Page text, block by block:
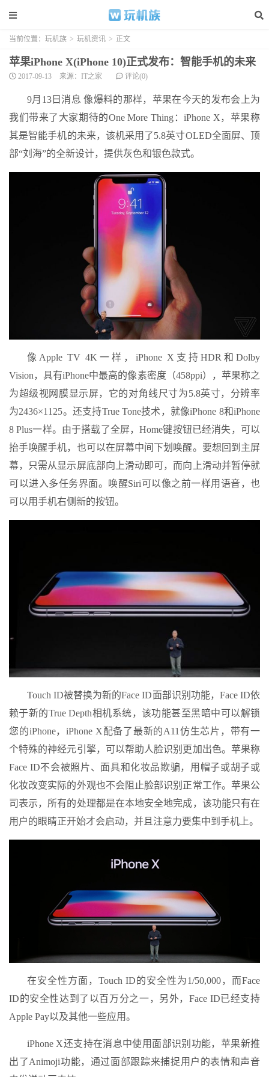
当前位置： 玩机族 > 玩机资讯 > 正文
苹果iPhone X(iPhone 10)正式发布：智能手机的未来
2017-09-13 来源：IT之家 评论(0)
9月13日消息 像爆料的那样，苹果在今天的发布会上为
我们带来了大家期待的One More Thing：iPhone X，苹果称
其是智能手机的未来，该机采用了5.8英寸OLED全面屏、顶
部“刘海”的全新设计，提供灰色和银色款式。
像Apple TV 4K一样，iPhone X支持HDR和Dolby
Vision，具有iPhone中最高的像素密度（458ppi），苹果称之
为超级视网膜显示屏，它的对角线尺寸为5.8英寸，分辨率
为2436×1125。还支持True Tone技术，就像iPhone 8和iPhone
8 Plus一样。由于搭载了全屏，Home键按钮已经消失，可以
抬手唤醒手机，也可以在屏幕中间下划唤醒。要想回到主屏
幕，只需从显示屏底部向上滑动即可，而向上滑动并暂停就
可以进入多任务界面。唤醒Siri可以像之前一样用语音，也
可以用手机右侧新的按钮。
Touch ID被替换为新的Face ID面部识别功能，Face ID依
赖于新的True Depth相机系统，该功能甚至黑暗中可以解锁
您的iPhone，iPhone X配备了最新的A11仿生芯片，带有一
个特殊的神经元引擎，可以帮助人脸识别更加出色。苹果称
Face ID不会被照片、面具和化妆品欺骗，用帽子或胡子或
化妆改变实际的外观也不会阻止脸部识别正常工作。苹果公
司表示，所有的处理都是在本地安全地完成，该功能只有在
用户的眼睛正开始才会启动，并且注意力要集中到手机上。
在安全性方面，Touch ID的安全性为1/50,000，而Face
ID的安全性达到了以百万分之一，另外，Face ID已经支持
Apple Pay以及其他一些应用。
iPhone X还支持在消息中使用面部识别功能，苹果新推
出了Animoji功能，通过面部跟踪来捕捉用户的表情和声音